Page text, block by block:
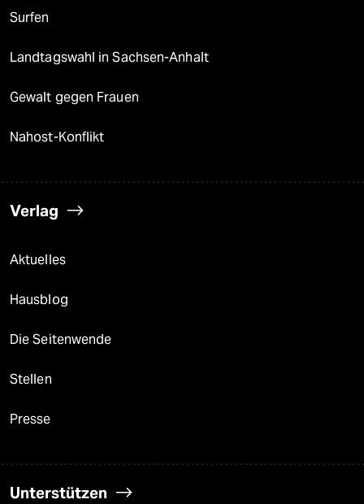
Surfen
Landtagswahl in Sachsen-Anhalt
Gewalt gegen Frauen
Nahost-Konflikt
Verlag
Aktuelles
Hausblog
Die Seitenwende
Stellen
Presse
Unterstützen